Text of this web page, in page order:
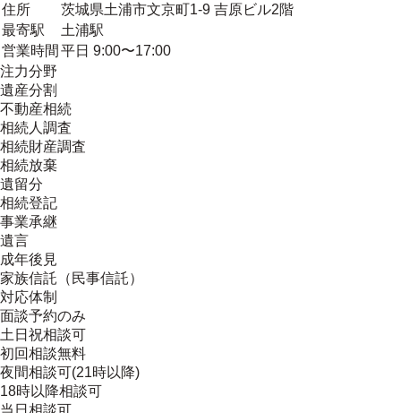
住所
茨城県土浦市文京町1-9 吉原ビル2階
最寄駅
土浦駅
営業時間 平日 9:00〜17:00
注力分野
遺産分割
不動産相続
相続人調査
相続財産調査
相続放棄
遺留分
相続登記
事業承継
遺言
成年後見
家族信託（民事信託）
対応体制
面談予約のみ
土日祝相談可
初回相談無料
夜間相談可(21時以降)
18時以降相談可
当日相談可